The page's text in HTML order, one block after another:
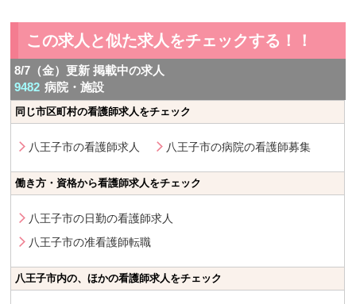
この求人と似た求人をチェックする！！
8/7（金）更新 掲載中の求人
9482 病院・施設
同じ市区町村の看護師求人をチェック
八王子市の看護師求人 八王子市の病院の看護師募集
働き方・資格から看護師求人をチェック
八王子市の日勤の看護師求人
八王子市の准看護師転職
八王子市内の、ほかの看護師求人をチェック